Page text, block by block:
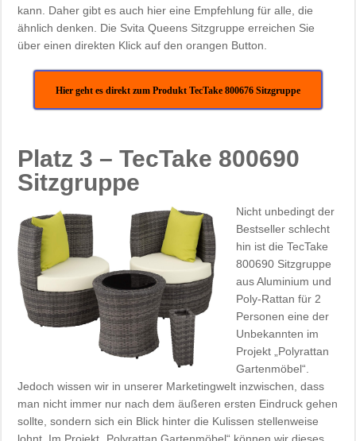
kann. Daher gibt es auch hier eine Empfehlung für alle, die
ähnlich denken. Die Svita Queens Sitzgruppe erreichen Sie
über einen direkten Klick auf den orangen Button.
Hier geht es direkt zum Produkt TecTake 800676 Sitzgruppe
Platz 3 – TecTake 800690
Sitzgruppe
Nicht unbedingt der
Bestseller schlecht
hin ist die TecTake
800690 Sitzgruppe
aus Aluminium und
Poly-Rattan für 2
Personen eine der
Unbekannten im
Projekt „Polyrattan
Gartenmöbel“.
Jedoch wissen wir in unserer Marketingwelt inzwischen, dass
man nicht immer nur nach dem äußeren ersten Eindruck gehen
sollte, sondern sich ein Blick hinter die Kulissen stellenweise
lohnt. Im Projekt „Polyrattan Gartenmöbel“ können wir dieses